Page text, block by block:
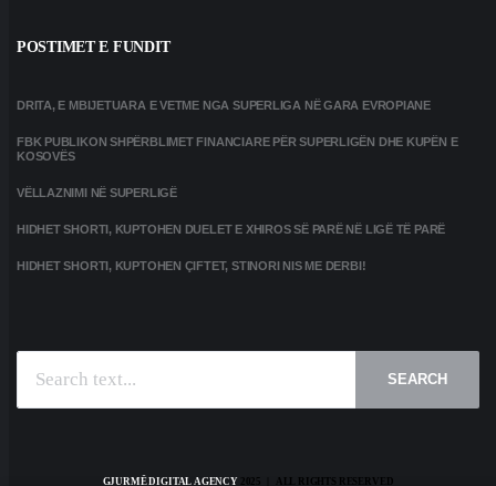
POSTIMET E FUNDIT
DRITA, E MBIJETUARA E VETME NGA SUPERLIGA NË GARA EVROPIANE
FBK PUBLIKON SHPËRBLIMET FINANCIARE PËR SUPERLIGËN DHE KUPËN E
KOSOVËS
VËLLAZNIMI NË SUPERLIGË
HIDHET SHORTI, KUPTOHEN DUELET E XHIROS SË PARË NË LIGË TË PARË
HIDHET SHORTI, KUPTOHEN ÇIFTET, STINORI NIS ME DERBI!
SEARCH
GJURMË DIGITAL AGENCY2025 | ALL RIGHTS RESERVED